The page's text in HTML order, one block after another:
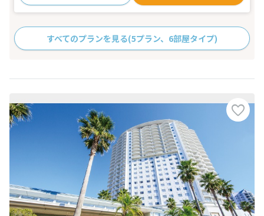
すべてのプランを見る(5プラン、6部屋タイプ)